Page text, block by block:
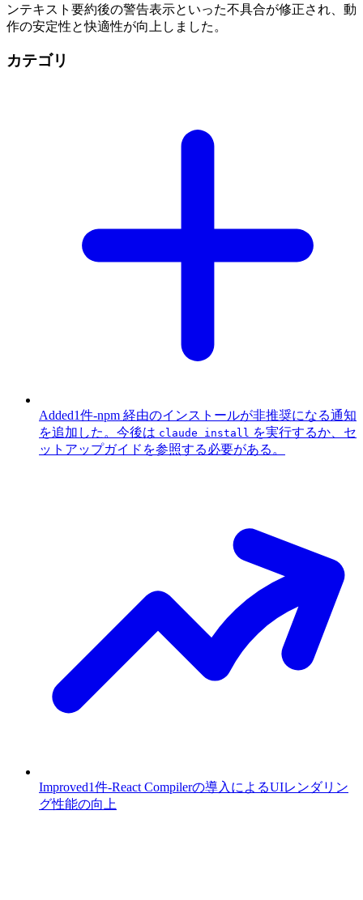
ンテキスト要約後の警告表示といった不具合が修正され、動
作の安定性と快適性が向上しました。
カテゴリ
Added1件-npm 経由のインストールが非推奨になる通知
を追加した。今後は claude install を実行するか、セ
ットアップガイドを参照する必要がある。
Improved1件-React Compilerの導入によるUIレンダリン
グ性能の向上